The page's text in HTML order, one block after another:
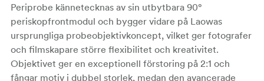
Periprobe kännetecknas av sin utbytbara 90°
periskopfrontmodul och bygger vidare på Laowas
ursprungliga probeobjektivkoncept, vilket ger fotografer
och filmskapare större flexibilitet och kreativitet.
Objektivet ger en exceptionell förstoring på 2:1 och
fångar motiv i dubbel storlek, medan den avancerade